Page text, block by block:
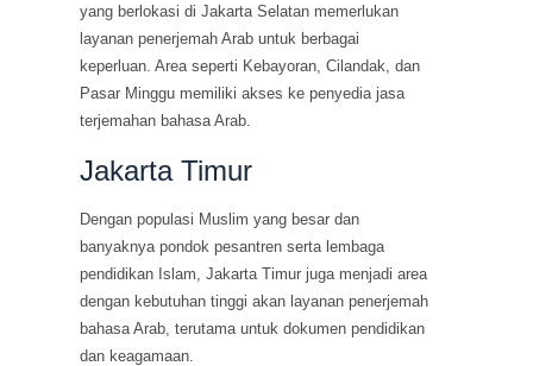
yang berlokasi di Jakarta Selatan memerlukan
layanan penerjemah Arab untuk berbagai
keperluan. Area seperti Kebayoran, Cilandak, dan
Pasar Minggu memiliki akses ke penyedia jasa
terjemahan bahasa Arab.
Jakarta Timur
Dengan populasi Muslim yang besar dan
banyaknya pondok pesantren serta lembaga
pendidikan Islam, Jakarta Timur juga menjadi area
dengan kebutuhan tinggi akan layanan penerjemah
bahasa Arab, terutama untuk dokumen pendidikan
dan keagamaan.